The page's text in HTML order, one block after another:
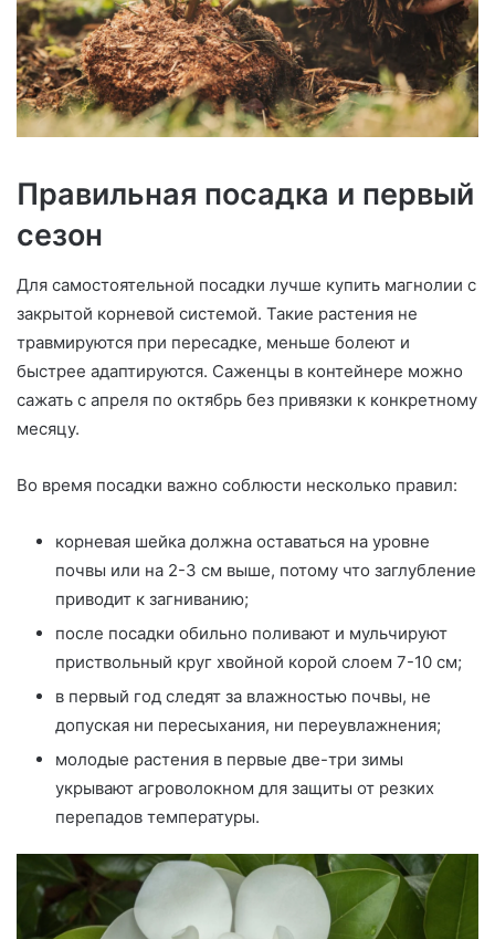
Правильная посадка и первый
сезон
Для самостоятельной посадки лучше купить магнолии с
закрытой корневой системой. Такие растения не
травмируются при пересадке, меньше болеют и
быстрее адаптируются. Саженцы в контейнере можно
сажать с апреля по октябрь без привязки к конкретному
месяцу.
Во время посадки важно соблюсти несколько правил:
корневая шейка должна оставаться на уровне
почвы или на 2-3 см выше, потому что заглубление
приводит к загниванию;
после посадки обильно поливают и мульчируют
приствольный круг хвойной корой слоем 7-10 см;
в первый год следят за влажностью почвы, не
допуская ни пересыхания, ни переувлажнения;
молодые растения в первые две-три зимы
укрывают агроволокном для защиты от резких
перепадов температуры.